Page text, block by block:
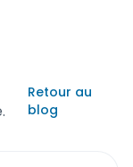
Retour au
blog